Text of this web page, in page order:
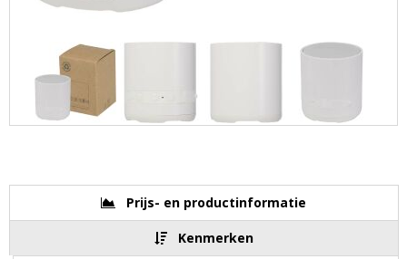
Prijs- en productinformatie
Kenmerken